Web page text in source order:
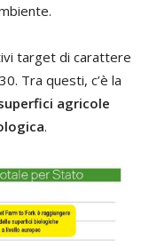
target di carattere
Tra questi, c’è la
agricole
.